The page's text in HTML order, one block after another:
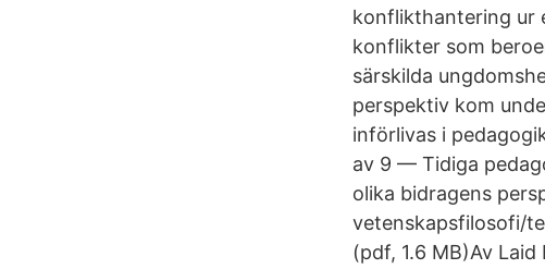
konflikthantering ur
konflikter som
särskilda
perspektiv kom
införlivas i
av 9 — Tidiga
olika bidragens
vetenskapsfilosofi/
(pdf, 1.6 MB)Av